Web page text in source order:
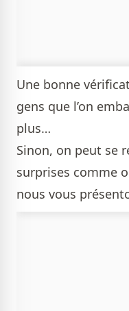
Une bonne
gens que l’on
plus…
Sinon, on peut se
surprises comme
nous vous